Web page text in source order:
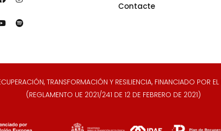
Contacte
TRANSFORMACIÓN Y RESILIENCIA, FINANCIADO POR
(REGLAMENTO UE 2021/241 DE 12 DE FEBRERO DE 2021)